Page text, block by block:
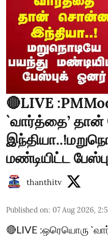
🔴LIVE
`வார்த்தை’
மண்டியிட்ட
thanthitv
Published on: 07 Aug 2026,
🔴LIVE :ஒரெயொரு